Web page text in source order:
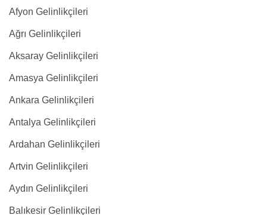
Afyon Gelinlikçileri
Ağrı Gelinlikçileri
Aksaray Gelinlikçileri
Amasya Gelinlikçileri
Ankara Gelinlikçileri
Antalya Gelinlikçileri
Ardahan Gelinlikçileri
Artvin Gelinlikçileri
Aydın Gelinlikçileri
Balıkesir Gelinlikçileri